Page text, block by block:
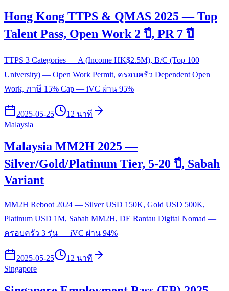
Hong Kong TTPS & QMAS 2025 — Top
Talent Pass, Open Work 2 ปี, PR 7 ปี
TTPS 3 Categories — A (Income HK$2.5M), B/C (Top 100
University) — Open Work Permit, ครอบครัว Dependent Open
Work, ภาษี 15% Cap — iVC ผ่าน 95%
2025-05-25
12 นาที
Malaysia
Malaysia MM2H 2025 —
Silver/Gold/Platinum Tier, 5-20 ปี, Sabah
Variant
MM2H Reboot 2024 — Silver USD 150K, Gold USD 500K,
Platinum USD 1M, Sabah MM2H, DE Rantau Digital Nomad —
ครอบครัว 3 รุ่น — iVC ผ่าน 94%
2025-05-25
12 นาที
Singapore